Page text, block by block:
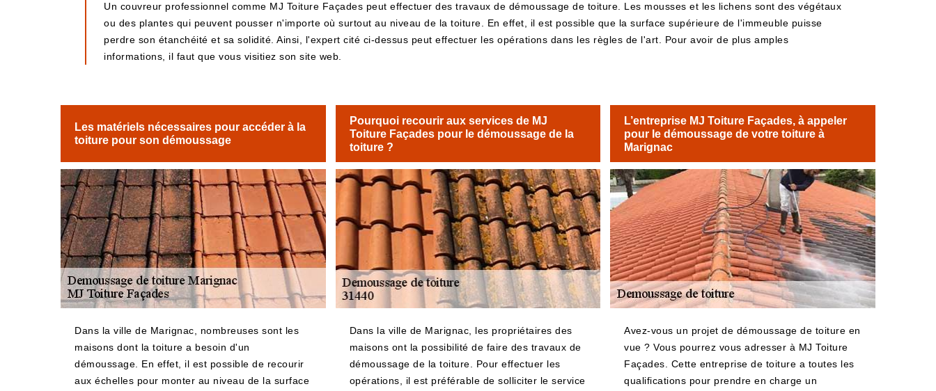
Un couvreur professionnel comme MJ Toiture Façades peut effectuer des travaux de démoussage de toiture. Les mousses et les lichens sont des végétaux
ou des plantes qui peuvent pousser n'importe où surtout au niveau de la toiture. En effet, il est possible que la surface supérieure de l'immeuble puisse
perdre son étanchéité et sa solidité. Ainsi, l'expert cité ci-dessus peut effectuer les opérations dans les règles de l'art. Pour avoir de plus amples
informations, il faut que vous visitiez son site web.
Les matériels nécessaires pour accéder à la
toiture pour son démoussage
Dans la ville de Marignac, nombreuses sont les
maisons dont la toiture a besoin d'un
démoussage. En effet, il est possible de recourir
aux échelles pour monter au niveau de la surface
Pourquoi recourir aux services de MJ
Toiture Façades pour le démoussage de la
toiture ?
Dans la ville de Marignac, les propriétaires des
maisons ont la possibilité de faire des travaux de
démoussage de la toiture. Pour effectuer les
opérations, il est préférable de solliciter le service
L’entreprise MJ Toiture Façades, à appeler
pour le démoussage de votre toiture à
Marignac
Avez-vous un projet de démoussage de toiture en
vue ? Vous pourrez vous adresser à MJ Toiture
Façades. Cette entreprise de toiture a toutes les
qualifications pour prendre en charge un